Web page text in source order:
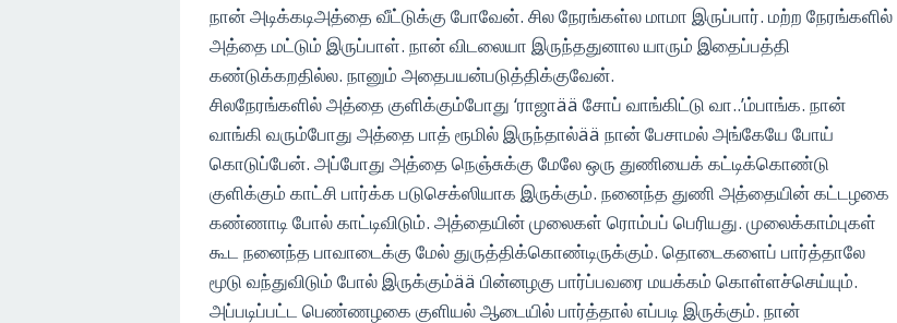
நான் அடிக்கடிஅத்தை வீட்டுக்கு போவேன். சில நேரங்கள்ல மாமா இருப்பார். மற்ற நேரங்களில்
அத்தை மட்டும் இருப்பாள். நான் விடலையா இருந்ததுனால யாரும் இதைப்பத்தி
கண்டுக்கறதில்ல. நானும் அதைபயன்படுத்திக்குவேன்.
சிலநேரங்களில் அத்தை குளிக்கும்போது ‘ராஜாää சோப் வாங்கிட்டு வா..’ம்பாங்க. நான்
வாங்கி வரும்போது அத்தை பாத் ரூமில் இருந்தால்ää நான் பேசாமல் அங்கேயே போய்
கொடுப்பேன். அப்போது அத்தை நெஞ்சுக்கு மேலே ஒரு துணியைக் கட்டிக்கொண்டு
குளிக்கும் காட்சி பார்க்க படுசெக்ஸியாக இருக்கும். நனைந்த துணி அத்தையின் கட்டழகை
கண்ணாடி போல் காட்டிவிடும். அத்தையின் முலைகள் ரொம்பப் பெரியது. முலைக்காம்புகள்
கூட நனைந்த பாவாடைக்கு மேல் துருத்திக்கொண்டிருக்கும். தொடைகளைப் பார்த்தாலே
மூடு வந்துவிடும் போல் இருக்கும்ää பின்னழகு பார்ப்பவரை மயக்கம் கொள்ளச்செய்யும்.
அப்படிப்பட்ட பெண்ணழகை குளியல் ஆடையில் பார்த்தால் எப்படி இருக்கும். நான்